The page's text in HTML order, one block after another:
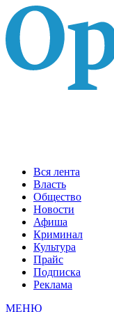
Вся лента
Власть
Общество
Новости
Афиша
Криминал
Культура
Прайс
Подписка
Реклама
МЕНЮ